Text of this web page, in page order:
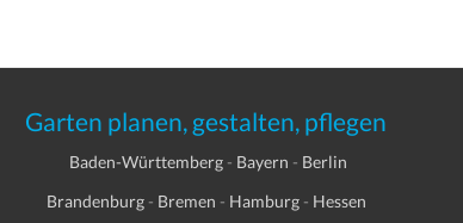
Garten planen, gestalten, pflegen
Baden-Württemberg- Bayern - Berlin
Brandenburg- Bremen - Hamburg- Hessen